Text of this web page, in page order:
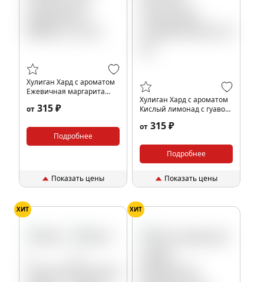
Хулиган Хард с ароматом
Ежевичная маргарита
от 315 ₽
Подробнее
Показать цены
Хулиган Хард с ароматом
Кислый лимонад с гуавой
от 315 ₽
Подробнее
Показать цены
ХИТ ХИТ